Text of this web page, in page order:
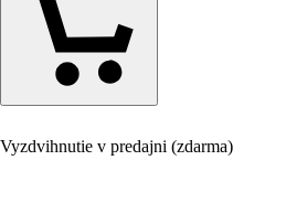
Vyzdvihnutie v predajni (zdarma)